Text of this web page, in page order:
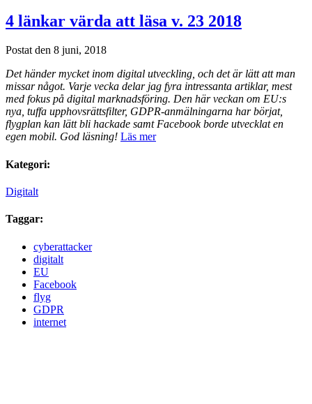
4 länkar värda att läsa v. 23 2018
Postat den 8 juni, 2018
Det händer mycket inom digital utveckling, och det är lätt att man
missar något. Varje vecka delar jag fyra intressanta artiklar, mest
med fokus på digital marknadsföring. Den här veckan om EU:s
nya, tuffa upphovsrättsfilter, GDPR-anmälningarna har börjat,
flygplan kan lätt bli hackade samt Facebook borde utvecklat en
egen mobil. God läsning! Läs mer
Kategori:
Digitalt
Taggar:
cyberattacker
digitalt
EU
Facebook
flyg
GDPR
internet